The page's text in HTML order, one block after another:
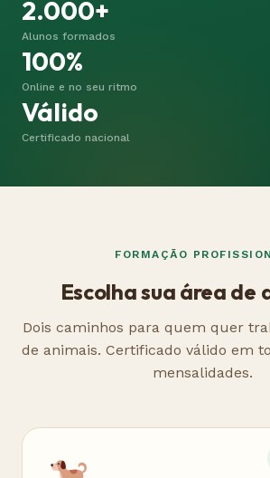
2.000+
Alunos formados
100%
Online e no seu ritmo
Válido
Certificado nacional
FORMAÇÃO
Escolha sua área de
Dois caminhos para quem quer
de animais. Certificado válido em
mensalidades.